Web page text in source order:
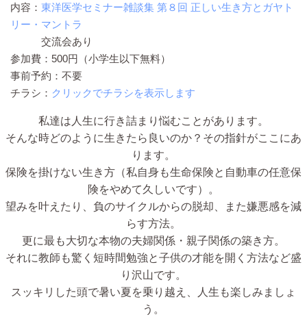
内容： 東洋医学セミナー雑談集 第８回 正しい生き方とガヤト
リー・マントラ
交流会あり
参加費：500円（小学生以下無料）
事前予約：不要
チラシ： クリックでチラシを表示します
私達は人生に行き詰まり悩むことがあります。
そんな時どのように生きたら良いのか？その指針がここにあ
ります。
保険を掛けない生き方（私自身も生命保険と自動車の任意保
険をやめて久しいです）。
望みを叶えたり、負のサイクルからの脱却、また嫌悪感を減
らす方法。
更に最も大切な本物の夫婦関係・親子関係の築き方。
それに教師も驚く短時間勉強と子供の才能を開く方法など盛
り沢山です。
スッキリした頭で暑い夏を乗り越え、人生も楽しみましょ
う。